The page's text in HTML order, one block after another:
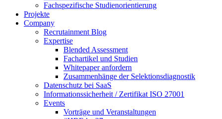
Fachspezifische Studienorientierung
Projekte
Company
Recrutainment Blog
Expertise
Blended Assessment
Fachartikel und Studien
Whitepaper anfordern
Zusammenhänge der Selektionsdiagnostik
Datenschutz bei SaaS
Informationssicherheit / Zertifikat ISO 27001
Events
Vorträge und Veranstaltungen